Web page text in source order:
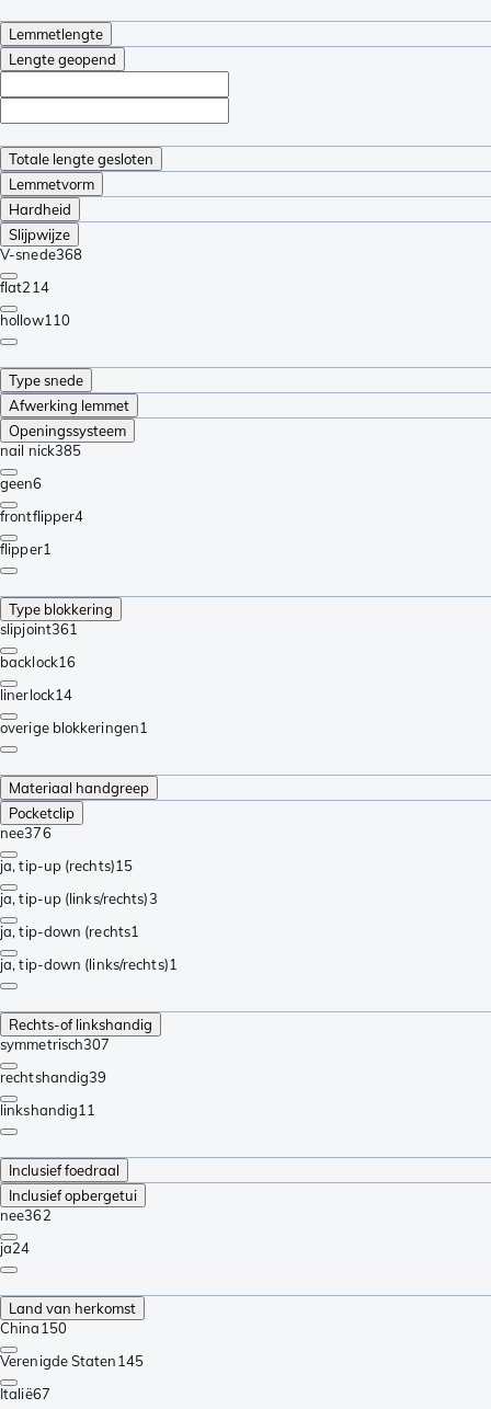
Lemmetlengte
Lengte geopend
Totale lengte gesloten
Lemmetvorm
Hardheid
Slijpwijze
V-snede368
flat214
hollow110
Type snede
Afwerking lemmet
Openingssysteem
nail nick385
geen6
frontflipper4
flipper1
Type blokkering
slipjoint361
backlock16
linerlock14
overige blokkeringen1
Materiaal handgreep
Pocketclip
nee376
ja, tip-up (rechts)15
ja, tip-up (links/rechts)3
ja, tip-down (rechts1
ja, tip-down (links/rechts)1
Rechts-of linkshandig
symmetrisch307
rechtshandig39
linkshandig11
Inclusief foedraal
Inclusief opbergetui
nee362
ja24
Land van herkomst
China150
Verenigde Staten145
Italië67